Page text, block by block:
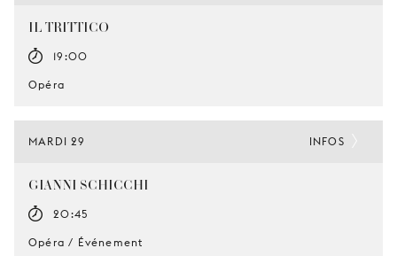
IL TRITTICO
19:00
Opéra
MARDI 29
GIANNI SCHICCHI
20:45
Opéra / Événement
INFOS